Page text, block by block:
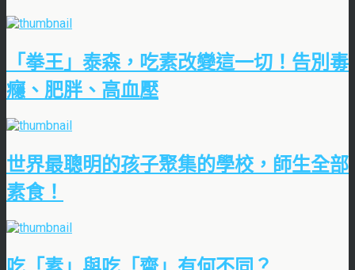
「拳王」泰森，吃素改變這一切！告別毒
癮、肥胖、高血壓
世界最聰明的孩子聚集的學校，師生全部
素食！